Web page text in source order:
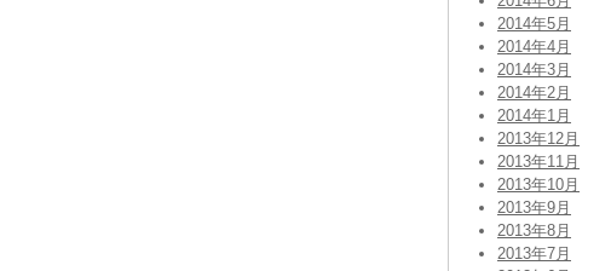
2014年5月
2014年4月
2014年3月
2014年2月
2014年1月
2013年12月
2013年11月
2013年10月
2013年9月
2013年8月
2013年7月